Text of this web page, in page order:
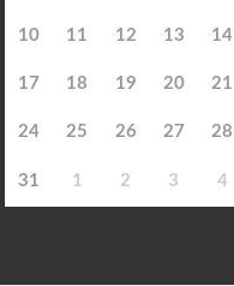
10 11 12 13 14
17 18 19 20 21
24 25 26 27 28
31 1 2 3 4